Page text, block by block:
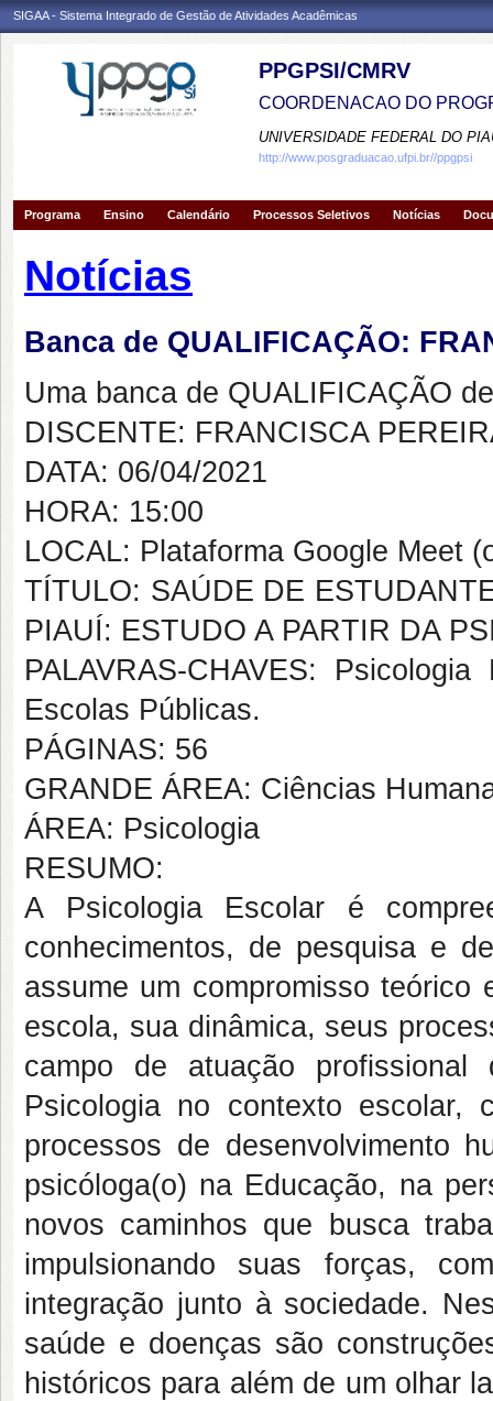
SIGAA - Sistema Integrado de Gestão de Atividades Acadêmicas
PPGPSI/CMRV
COORDENACAO DO
UNIVERSIDADE FEDERAL DO
http://www.posgraduacao.ufpi.br//ppgpsi
Programa Ensino Calendário Processos Seletivos Notícias
Notícias
Banca de QUALIFICAÇÃO:
Uma banca de QUALIFICAÇÃO
DISCENTE: FRANCISCA
DATA: 06/04/2021
HORA: 15:00
LOCAL: Plataforma Google Meet
TÍTULO: SAÚDE DE
PIAUÍ: ESTUDO A PARTIR DA
PALAVRAS-CHAVES:
Escolas Públicas.
PÁGINAS: 56
GRANDE ÁREA: Ciências
ÁREA: Psicologia
RESUMO:
A Psicologia Escolar é
conhecimentos, de pesquisa e
assume um compromisso
escola, sua dinâmica, seus
campo de atuação
Psicologia no contexto escolar,
processos de desenvolvimento
psicóloga(o) na Educação, na
novos caminhos que busca
impulsionando suas forças,
integração junto à sociedade.
saúde e doenças são
históricos para além de um olhar